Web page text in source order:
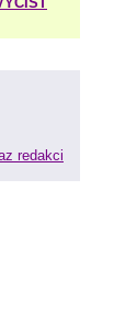
redakci